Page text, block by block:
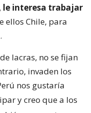
le interesa trabajar
ellos Chile, para
lacras, no se fijan
invaden los
nos gustaría
y creo que a los